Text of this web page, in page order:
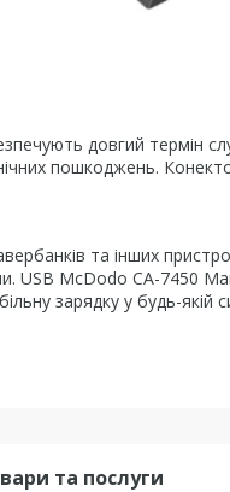
довгий термін
пошкоджень.
та інших
USB McDodo CA-7450
зарядку у будь-якій
та послуги